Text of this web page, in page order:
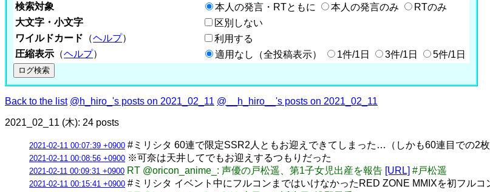
検索対象
本人の発言・RTともに 本人の発言のみ
RTのみ
大文字・小文字
区別しない
ワイルドカード （ヘルプ）
利用する
圧縮表示 （ヘルプ） 適用なし（全投稿表示） 1件/1日 3件/1日 5件/1日
Back to the list @h_hiro_'s posts on 2021_02_11 @__h_hiro__'s posts on 2021_02_11
2021_02_11 (木): 24 posts
2021-02-11 00:07:39 +0900 #ミリシタ 60連で限定SSR2人ともお迎えできてしまった…（しかも60連目での2枚
2021-02-11 00:08:56 +0900 ※可奈は天井してでもお迎えするつもりだった
2021-02-11 00:09:31 +0900 RT @oricon_anime_: 声優の戸松遥、第1子女児出産を報告 [URL] #戸松遥
2021-02-11 00:15:41 +0900 #ミリシタ イベント中にフルコンまではいけなかったRED ZONE MMIXを初フルコ